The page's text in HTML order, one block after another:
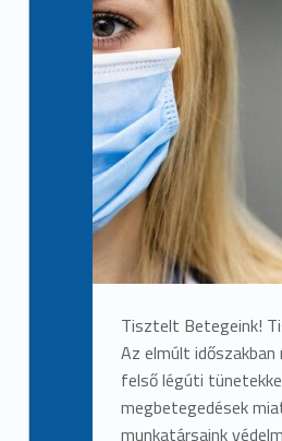
Tisztelt Betegeink!
Az elmúlt
felső légúti
megbetegedések
munkatársaink